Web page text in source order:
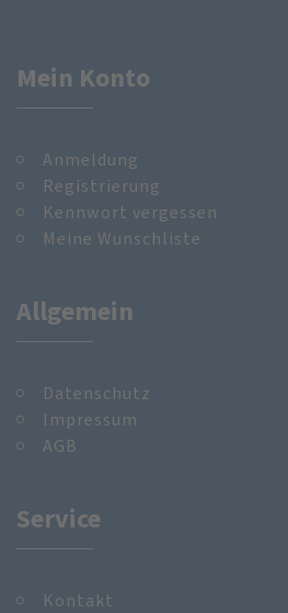
Mein Konto
Anmeldung
Registrierung
Kennwort vergessen
Meine Wunschliste
Allgemein
Datenschutz
Impressum
AGB
Service
Kontakt